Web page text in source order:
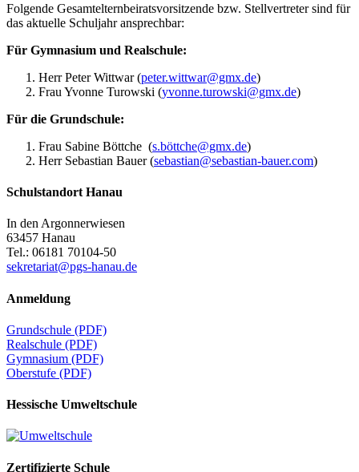
Folgende Gesamtelternbeiratsvorsitzende bzw. Stellvertreter sind für
das aktuelle Schuljahr ansprechbar:
Für Gymnasium und Realschule:
Herr Peter Wittwar (peter.wittwar@gmx.de)
Frau Yvonne Turowski (yvonne.turowski@gmx.de)
Für die Grundschule:
Frau Sabine Böttche (s.böttche@gmx.de)
Herr Sebastian Bauer (sebastian@sebastian-bauer.com)
Schulstandort Hanau
In den Argonnerwiesen
63457 Hanau
Tel.: 06181 70104-50
sekretariat@pgs-hanau.de
Anmeldung
Grundschule (PDF)
Realschule (PDF)
Gymnasium (PDF)
Oberstufe (PDF)
Hessische Umweltschule
Zertifizierte Schule